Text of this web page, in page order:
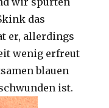
das
er, allerdings
wenig erfreut
blauen
ist.